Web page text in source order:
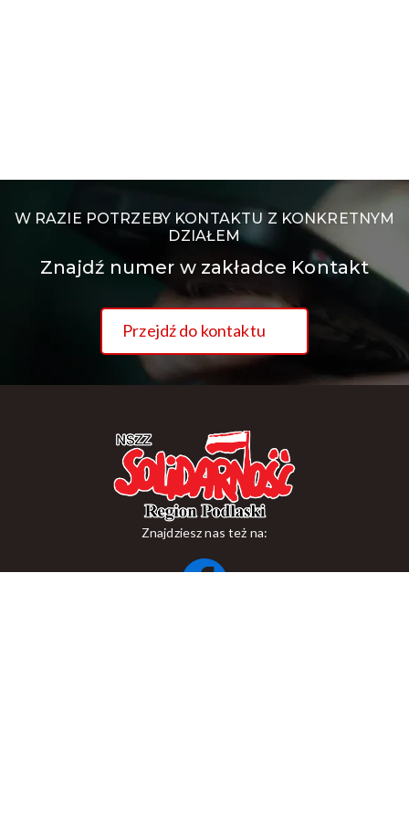
W RAZIE POTRZEBY KONTAKTU Z KONKRETNYM
DZIAŁEM
Znajdź numer w zakładce Kontakt
Przejdź do kontaktu
Znajdziesz nas też na: